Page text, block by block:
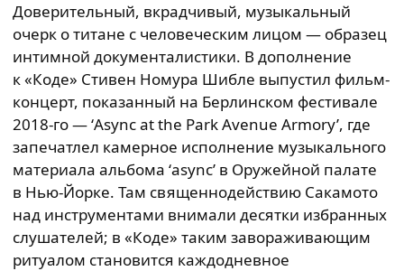
Доверительный, вкрадчивый, музыкальный
очерк о титане с человеческим лицом — образец
интимной документалистики. В дополнение
к «Коде» Стивен Номура Шибле выпустил фильм-
концерт, показанный на Берлинском фестивале
2018-го — ‘Async at the Park Avenue Armory’, где
запечатлел камерное исполнение музыкального
материала альбома ‘async’ в Оружейной палате
в Нью-Йорке. Там священнодействию Сакамото
над инструментами внимали десятки избранных
слушателей; в «Коде» таким завораживающим
ритуалом становится каждодневное